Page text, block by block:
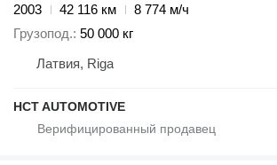
2003
42 116 км
8 774 м/ч
Грузопод. 50 000 кг
Латвия, Riga
HCT AUTOMOTIVE